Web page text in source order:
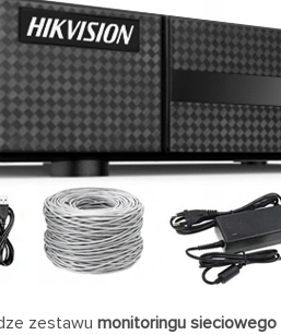
zestawu monitoringu sieciowego